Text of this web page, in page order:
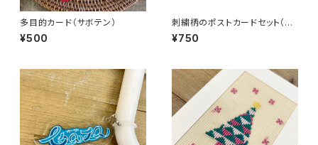
多目的カード（サボテン）
¥500
刺繍柄のポストカードセット（5
種各1枚）
¥750